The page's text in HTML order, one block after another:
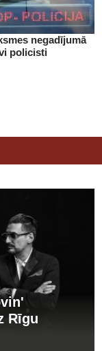
negadījumā
policisti
Rīgu